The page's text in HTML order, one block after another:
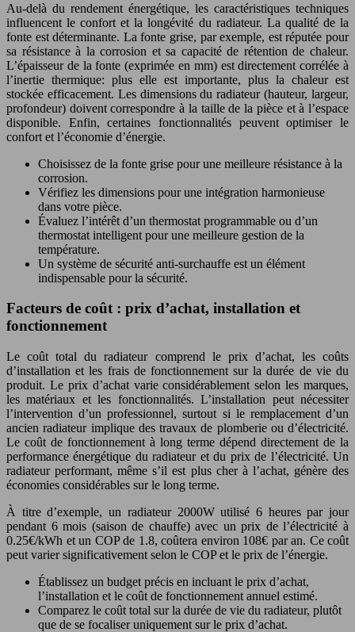
Au-delà du rendement énergétique, les caractéristiques techniques
influencent le confort et la longévité du radiateur. La qualité de la
fonte est déterminante. La fonte grise, par exemple, est réputée pour
sa résistance à la corrosion et sa capacité de rétention de chaleur.
L’épaisseur de la fonte (exprimée en mm) est directement corrélée à
l’inertie thermique: plus elle est importante, plus la chaleur est
stockée efficacement. Les dimensions du radiateur (hauteur, largeur,
profondeur) doivent correspondre à la taille de la pièce et à l’espace
disponible. Enfin, certaines fonctionnalités peuvent optimiser le
confort et l’économie d’énergie.
Choisissez de la fonte grise pour une meilleure résistance à la
corrosion.
Vérifiez les dimensions pour une intégration harmonieuse
dans votre pièce.
Évaluez l’intérêt d’un thermostat programmable ou d’un
thermostat intelligent pour une meilleure gestion de la
température.
Un système de sécurité anti-surchauffe est un élément
indispensable pour la sécurité.
Facteurs de coût : prix d’achat, installation et
fonctionnement
Le coût total du radiateur comprend le prix d’achat, les coûts
d’installation et les frais de fonctionnement sur la durée de vie du
produit. Le prix d’achat varie considérablement selon les marques,
les matériaux et les fonctionnalités. L’installation peut nécessiter
l’intervention d’un professionnel, surtout si le remplacement d’un
ancien radiateur implique des travaux de plomberie ou d’électricité.
Le coût de fonctionnement à long terme dépend directement de la
performance énergétique du radiateur et du prix de l’électricité. Un
radiateur performant, même s’il est plus cher à l’achat, génère des
économies considérables sur le long terme.
À titre d’exemple, un radiateur 2000W utilisé 6 heures par jour
pendant 6 mois (saison de chauffe) avec un prix de l’électricité à
0.25€/kWh et un COP de 1.8, coûtera environ 108€ par an. Ce coût
peut varier significativement selon le COP et le prix de l’énergie.
Établissez un budget précis en incluant le prix d’achat,
l’installation et le coût de fonctionnement annuel estimé.
Comparez le coût total sur la durée de vie du radiateur, plutôt
que de se focaliser uniquement sur le prix d’achat.